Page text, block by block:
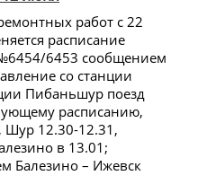
работ с 22
расписание
6453 сообщением
со станции
Пибаньшур поезд
расписанию,
Шур 12.30-12.31,
в 13.01;
Балезино – Ижевск